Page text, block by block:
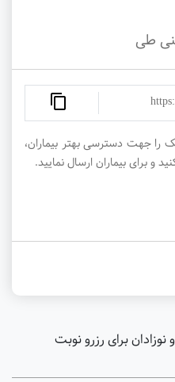
طی
را جهت دسترسی بهتر بیماران،
و برای بیماران ارسال نمایید.
برای رزرو نوبت